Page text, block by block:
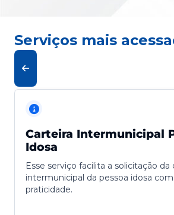
Serviços mais
Carteira Intermunicipal
Idosa
Esse serviço facilita a solicitação da
intermunicipal da pessoa idosa
praticidade.